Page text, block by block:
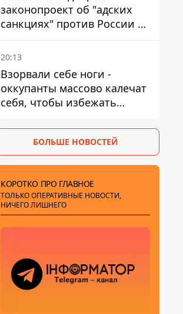
законопроект об "адских
санкциях" против России и
Ирана
20:13
Взорвали себе ноги -
оккупанты массово калечат
себя, чтобы избежать
БОЛЬШЕ НОВОСТЕЙ
КОРОТКО ПРО ГЛАВНОЕ
ТОЛЬКО ОПЕРАТИВНЫЕ НОВОСТИ,
НИЧЕГО ЛИШНЕГО